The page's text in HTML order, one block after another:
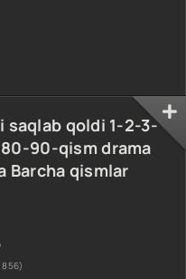
saqlab qoldi 1-2-3-
90-qism drama
Barcha qismlar
856)